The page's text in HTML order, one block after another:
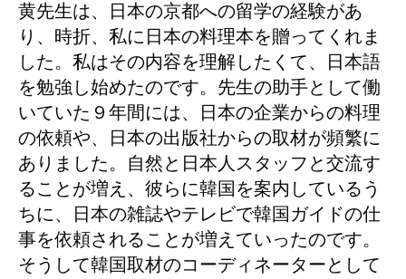
黄先生は、日本の京都への留学の経験があ
り、時折、私に日本の料理本を贈ってくれま
した。私はその内容を理解したくて、日本語
を勉強し始めたのです。先生の助手として働
いていた９年間には、日本の企業からの料理
の依頼や、日本の出版社からの取材が頻繁に
ありました。自然と日本人スタッフと交流す
ることが増え、彼らに韓国を案内しているう
ちに、日本の雑誌やテレビで韓国ガイドの仕
事を依頼されることが増えていったのです。
そうして韓国取材のコーディネーターとして